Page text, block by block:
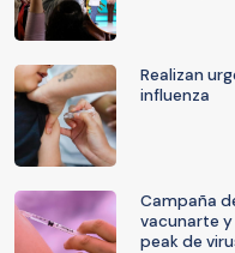
Realizan
influenza
Campaña
vacunarte
peak de